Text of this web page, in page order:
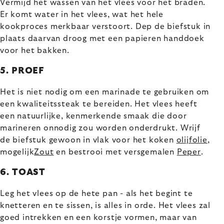
Vermijd het wassen van het vlees voor het braden.
Er komt water in het vlees, wat het hele
kookproces merkbaar verstoort. Dep de biefstuk in
plaats daarvan droog met een papieren handdoek
voor het bakken.
5. PROEF
Het is niet nodig om een marinade te gebruiken om
een kwaliteitssteak te bereiden. Het vlees heeft
een natuurlijke, kenmerkende smaak die door
marineren onnodig zou worden onderdrukt. Wrijf
de biefstuk gewoon in vlak voor het koken olijfolie,
mogelijkZout en bestrooi met versgemalen Peper.
6. TOAST
Leg het vlees op de hete pan - als het begint te
knetteren en te sissen, is alles in orde. Het vlees zal
goed intrekken en een korstje vormen, maar van